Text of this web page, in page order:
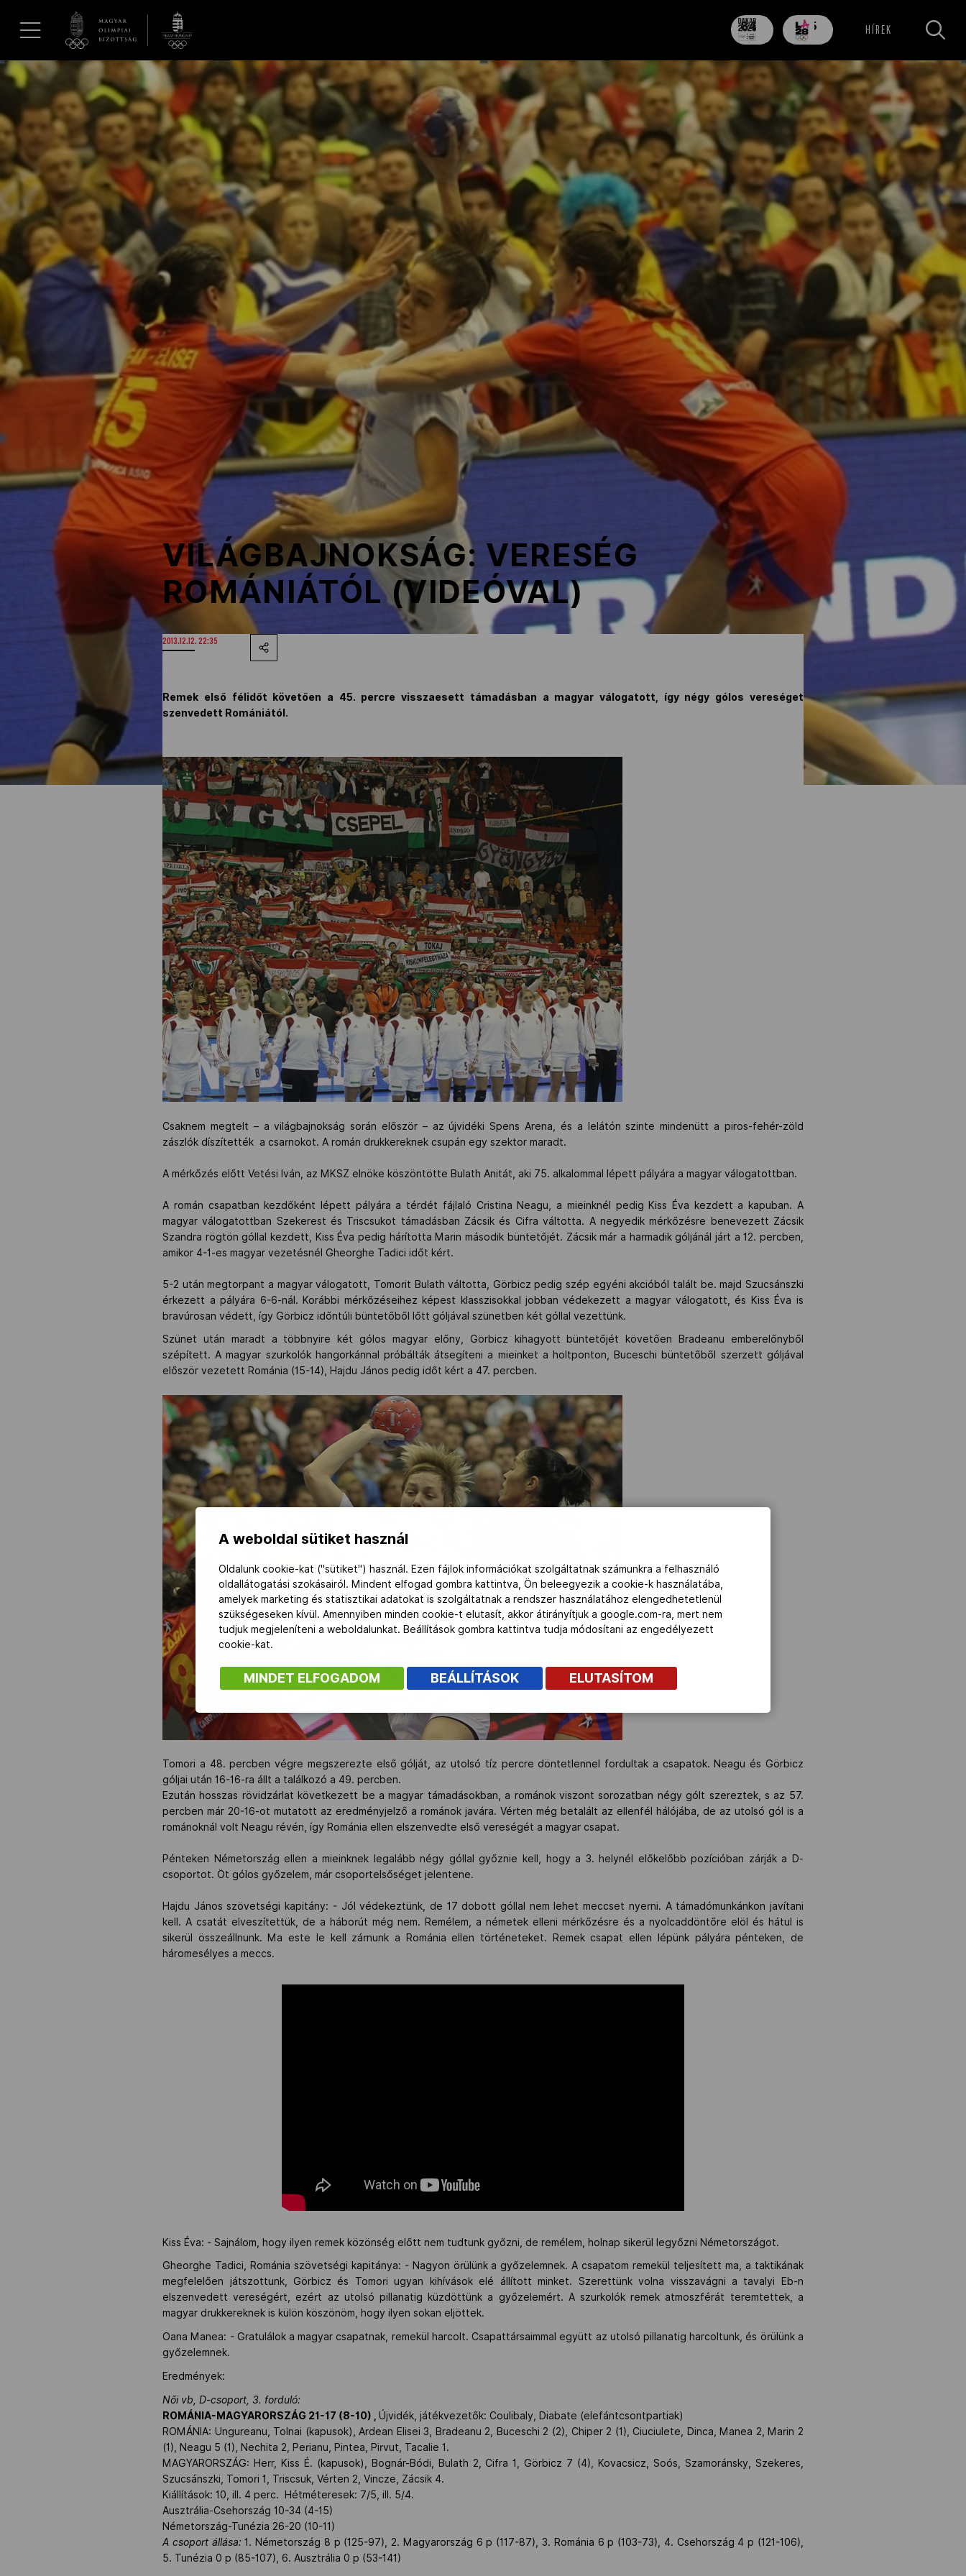
Hírek
Galéria
Dakar 2026
Los Angeles 2028
MOB
Kettőskarrier-program
NOB
Társszervezetek
Adatbank
84
nap
705
nap HÍREK
VILÁGBAJNOKSÁG: VERESÉG
ROMÁNIÁTÓL (VIDEÓVAL)
2013.12.12. 22:35
Remek első félidőt követően a 45. percre visszaesett támadásban a magyar válogatott, így négy gólos vereséget
szenvedett Romániától.
Csaknem megtelt – a világbajnokság során először – az újvidéki Spens Arena, és a lelátón szinte mindenütt a piros-fehér-zöld
zászlók díszítették a csarnokot. A román drukkereknek csupán egy szektor maradt.
A mérkőzés előtt Vetési Iván, az MKSZ elnöke köszöntötte Bulath Anitát, aki 75. alkalommal lépett pályára a magyar válogatottban.
A román csapatban kezdőként lépett pályára a térdét fájlaló Cristina Neagu, a mieinknél pedig Kiss Éva kezdett a kapuban. A
magyar válogatottban Szekerest és Triscsukot támadásban Zácsik és Cifra váltotta. A negyedik mérkőzésre benevezett Zácsik
Szandra rögtön góllal kezdett, Kiss Éva pedig hárította Marin második büntetőjét. Zácsik már a harmadik góljánál járt a 12. percben,
amikor 4-1-es magyar vezetésnél Gheorghe Tadici időt kért.
5-2 után megtorpant a magyar válogatott, Tomorit Bulath váltotta, Görbicz pedig szép egyéni akcióból talált be. majd Szucsánszki
érkezett a pályára 6-6-nál. Korábbi mérkőzéseihez képest klasszisokkal jobban védekezett a magyar válogatott, és Kiss Éva is
bravúrosan védett, így Görbicz időntúli büntetőből lőtt góljával szünetben két góllal vezettünk.
Szünet után maradt a többnyire két gólos magyar előny, Görbicz kihagyott büntetőjét követően Bradeanu emberelőnyből
szépített. A magyar szurkolók hangorkánnal próbálták átsegíteni a mieinket a holtponton, Buceschi büntetőből szerzett góljával
először vezetett Románia (15-14), Hajdu János pedig időt kért a 47. percben.
Tomori a 48. percben végre megszerezte első gólját, az utolsó tíz percre döntetlennel fordultak a csapatok. Neagu és Görbicz
góljai után 16-16-ra állt a találkozó a 49. percben.
Ezután hosszas rövidzárlat következett be a magyar támadásokban, a románok viszont sorozatban négy gólt szereztek, s az 57.
percben már 20-16-ot mutatott az eredményjelző a románok javára. Vérten még betalált az ellenfél hálójába, de az utolsó gól is a
románoknál volt Neagu révén, így Románia ellen elszenvedte első vereségét a magyar csapat.
Pénteken Németország ellen a mieinknek legalább négy góllal győznie kell, hogy a 3. helynél előkelőbb pozícióban zárják a D-
csoportot. Öt gólos győzelem, már csoportelsőséget jelentene.
Hajdu János szövetségi kapitány: - Jól védekeztünk, de 17 dobott góllal nem lehet meccset nyerni. A támadómunkánkon javítani
kell. A csatát elveszítettük, de a háborút még nem. Remélem, a németek elleni mérkőzésre és a nyolcaddöntőre elöl és hátul is
sikerül összeállnunk. Ma este le kell zárnunk a Románia ellen történeteket. Remek csapat ellen lépünk pályára pénteken, de
háromesélyes a meccs.
Kiss Éva: - Sajnálom, hogy ilyen remek közönség előtt nem tudtunk győzni, de remélem, holnap sikerül legyőzni Németországot.
Gheorghe Tadici, Románia szövetségi kapitánya: - Nagyon örülünk a győzelemnek. A csapatom remekül teljesített ma, a taktikának
megfelelően játszottunk, Görbicz és Tomori ugyan kihívások elé állított minket. Szerettünk volna visszavágni a tavalyi Eb-n
elszenvedett vereségért, ezért az utolsó pillanatig küzdöttünk a győzelemért. A szurkolók remek atmoszférát teremtettek, a
magyar drukkereknek is külön köszönöm, hogy ilyen sokan eljöttek.
Oana Manea: - Gratulálok a magyar csapatnak, remekül harcolt. Csapattársaimmal együtt az utolsó pillanatig harcoltunk, és örülünk a
győzelemnek.
Eredmények:
Női vb, D-csoport, 3. forduló:
ROMÁNIA-MAGYARORSZÁG 21-17 (8-10) ,Újvidék, játékvezetők: Coulibaly, Diabate (elefántcsontpartiak)
ROMÁNIA: Ungureanu, Tolnai (kapusok), Ardean Elisei 3, Bradeanu 2, Buceschi 2 (2), Chiper 2 (1), Ciuciulete, Dinca, Manea 2, Marin 2
(1), Neagu 5 (1), Nechita 2, Perianu, Pintea, Pirvut, Tacalie 1.
MAGYARORSZÁG: Herr, Kiss É. (kapusok), Bognár-Bódi, Bulath 2, Cifra 1, Görbicz 7 (4), Kovacsicz, Soós, Szamoránsky, Szekeres,
Szucsánszki, Tomori 1, Triscsuk, Vérten 2, Vincze, Zácsik 4.
Kiállítások: 10, ill. 4 perc. Hétméteresek: 7/5, ill. 5/4.
Ausztrália-Csehország 10-34 (4-15)
Németország-Tunézia 26-20 (10-11)
A csoport állása: 1. Németország 8 p (125-97), 2. Magyarország 6 p (117-87), 3. Románia 6 p (103-73), 4. Csehország 4 p (121-106),
5. Tunézia 0 p (85-107), 6. Ausztrália 0 p (53-141)
A weboldal sütiket használ
Oldalunk cookie-kat ("sütiket") használ. Ezen fájlok információkat szolgáltatnak számunkra a felhasználó
oldallátogatási szokásairól. Mindent elfogad gombra kattintva, Ön beleegyezik a cookie-k használatába,
amelyek marketing és statisztikai adatokat is szolgáltatnak a rendszer használatához elengedhetetlenül
szükségeseken kívül. Amennyiben minden cookie-t elutasít, akkor átirányítjuk a google.com-ra, mert nem
tudjuk megjeleníteni a weboldalunkat. Beállítások gombra kattintva tudja módosítani az engedélyezett
cookie-kat.
MINDET ELFOGADOM BEÁLLÍTÁSOK ELUTASÍTOM